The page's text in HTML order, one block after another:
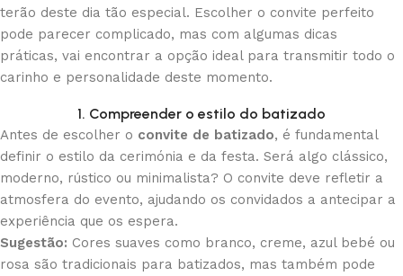
terão deste dia tão especial. Escolher o convite perfeito
pode parecer complicado, mas com algumas dicas
práticas, vai encontrar a opção ideal para transmitir todo o
carinho e personalidade deste momento.
1. Compreender o estilo do batizado
Antes de escolher o convite de batizado, é fundamental
definir o estilo da cerimónia e da festa. Será algo clássico,
moderno, rústico ou minimalista? O convite deve refletir a
atmosfera do evento, ajudando os convidados a antecipar a
experiência que os espera.
Sugestão: Cores suaves como branco, creme, azul bebé ou
rosa são tradicionais para batizados, mas também pode